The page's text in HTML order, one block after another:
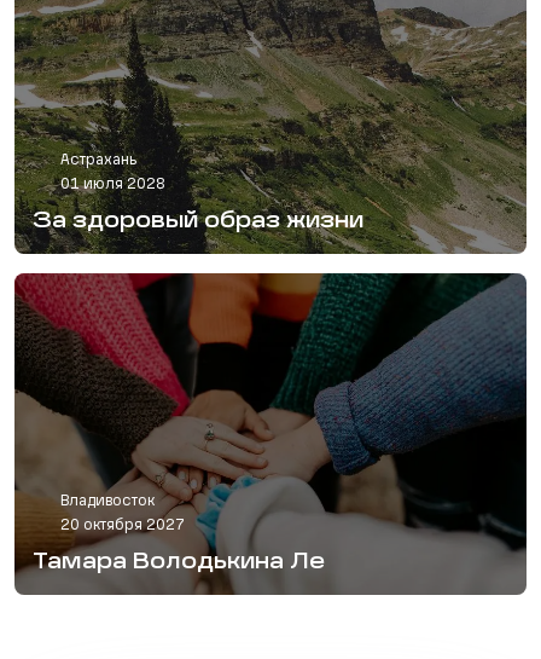
Астрахань
01 июля 2028
За здоровый образ жизни
Владивосток
20 октября 2027
Тамара Володькина Ле